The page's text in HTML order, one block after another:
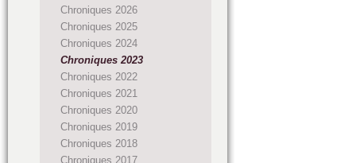
Chroniques 2026
Chroniques 2025
Chroniques 2024
Chroniques 2023
Chroniques 2022
Chroniques 2021
Chroniques 2020
Chroniques 2019
Chroniques 2018
Chroniques 2017